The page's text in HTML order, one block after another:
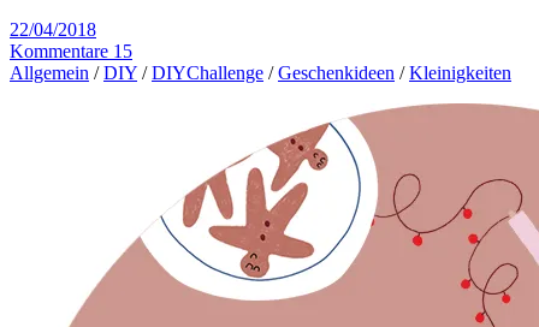
22/04/2018
Kommentare 15
Allgemein /DIY /DIYChallenge /Geschenkideen /Kleinigkeiten